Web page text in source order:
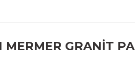
MERMER GRANİT